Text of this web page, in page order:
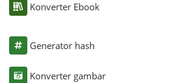
Konverter Ebook
Generator hash
Konverter gambar